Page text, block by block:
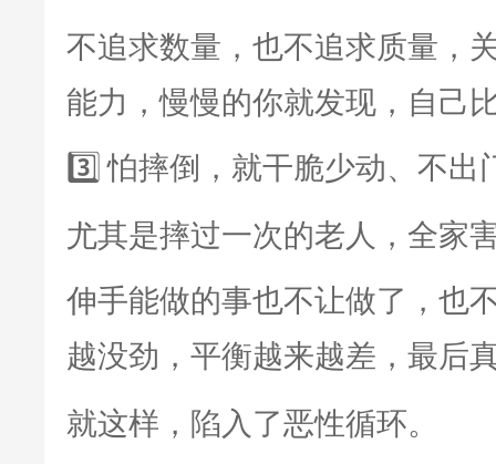
不追求数量，也不追求质量，
能力，慢慢的你就发现，自己
3️⃣怕摔倒，就干脆少动、不出
尤其是摔过一次的老人，全家
伸手能做的事也不让做了，也
越没劲，平衡越来越差，最后
就这样，陷入了恶性循环。